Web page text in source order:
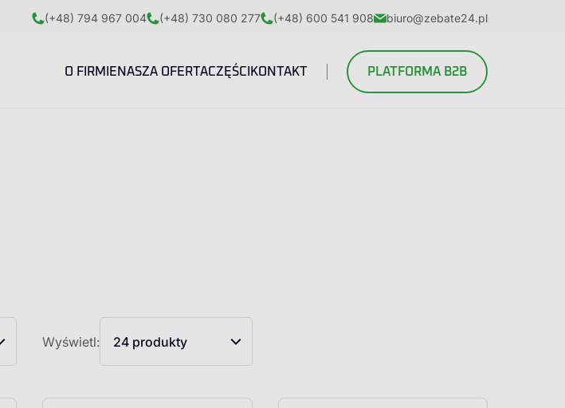
(+48) 794 967 004 (+48) 730 080 277 (+48) 600 541 908 biuro@zebate24.pl
O FIRMIE NASZA OFERTACZĘŚCI KONTAKT PLATFORMA B2B
Wyświetl: 24 produkty